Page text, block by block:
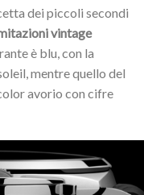
dei piccoli secondi
vintage
è blu, con la
mentre quello del
avorio con cifre